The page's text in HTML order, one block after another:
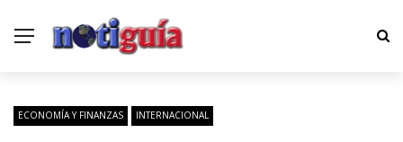
ECONOMÍA Y FINANZAS INTERNACIONAL